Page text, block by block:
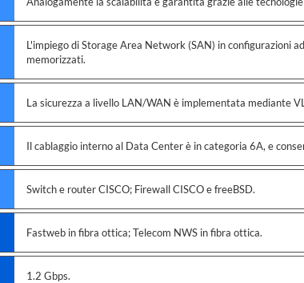
L'impiego di Storage Area Network (SAN) in configurazioni
memorizzati.
La sicurezza a livello LAN/WAN è implementata mediante
Il cablaggio interno al Data Center è in categoria 6A, e
Switch e router CISCO; Firewall CISCO e freeBSD.
Fastweb in fibra ottica; Telecom NWS in fibra ottica.
1.2 Gbps.